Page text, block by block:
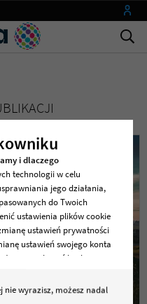
i dlaczego
technologii w celu
jego działania,
do Twoich
ustawienia plików cookie
ustawień prywatności
ustawień swojego konta
spowodować brak
z serwisu, w tym
nie wyrazisz, możesz nadal